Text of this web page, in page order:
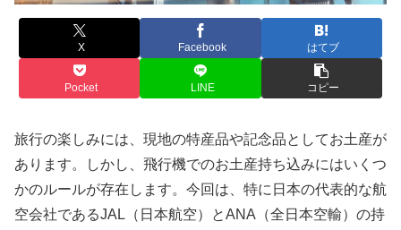
X Facebook はてブ
Pocket LINE コピー
旅行の楽しみには、現地の特産品や記念品としてお土産が
あります。しかし、飛行機でのお土産持ち込みにはいくつ
かのルールが存在します。今回は、特に日本の代表的な航
空会社であるJAL（日本航空）とANA（全日本空輸）の持